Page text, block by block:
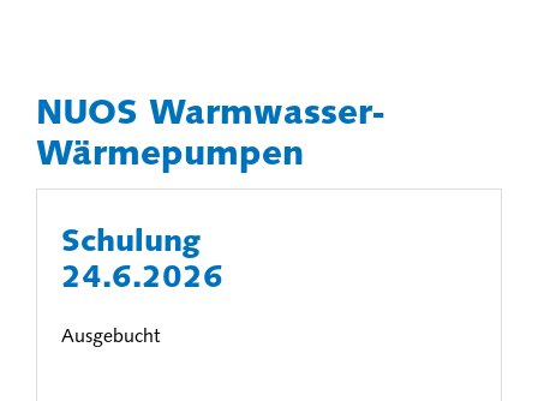
NUOS Warmwasser-
Wärmepumpen
Schulung
24.6.2026
Ausgebucht